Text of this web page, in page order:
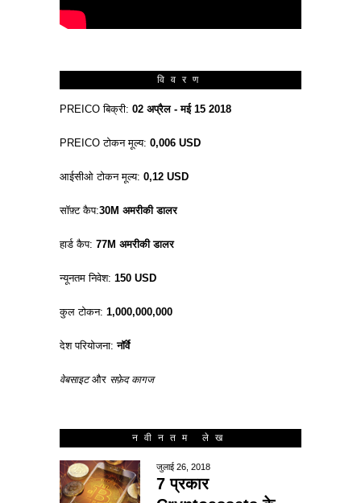
विवरण
PREICO बिक्री: 02 अप्रैल - मई 15 2018
PREICO टोकन मूल्य: 0,006 USD
आईसीओ टोकन मूल्य: 0,12 USD
सॉफ़्ट कैप:30M अमरीकी डालर
हार्ड कैप: 77M अमरीकी डालर
न्यूनतम निवेश: 150 USD
कुल टोकन: 1,000,000,000
देश परियोजना:नॉर्वे
वेबसाइटऔर सफ़ेद कागज
नवीनतम लेख
जुलाई 26, 2018
7 प्रकार